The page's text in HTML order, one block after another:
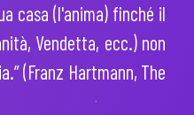
casa (l'anima) finché il
Vendetta, ecc.) non
(Franz Hartmann, The